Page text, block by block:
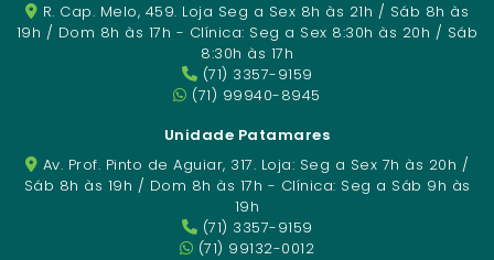
R. Cap. Melo, 459. Loja Seg a Sex 8h às 21h / Sáb 8h às
19h / Dom 8h às 17h - Clínica: Seg a Sex 8:30h às 20h / Sáb
8:30h às 17h
(71) 3357-9159
(71) 99940-8945
Unidade Patamares
Av. Prof. Pinto de Aguiar, 317. Loja: Seg a Sex 7h às 20h /
Sáb 8h às 19h / Dom 8h às 17h - Clínica: Seg a Sáb 9h às
19h
(71) 3357-9159
(71) 99132-0012